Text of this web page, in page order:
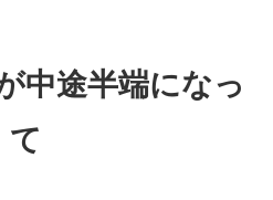
中途半端になっ
て